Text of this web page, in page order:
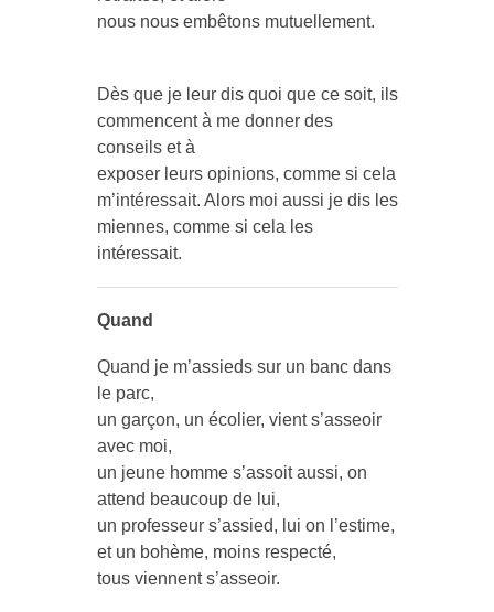
nous nous embêtons mutuellement.
Dès que je leur dis quoi que ce soit, ils
commencent à me donner des
conseils et à
exposer leurs opinions, comme si cela
m’intéressait. Alors moi aussi je dis les
miennes, comme si cela les
intéressait.
Quand
Quand je m’assieds sur un banc dans
le parc,
un garçon, un écolier, vient s’asseoir
avec moi,
un jeune homme s’assoit aussi, on
attend beaucoup de lui,
un professeur s’assied, lui on l’estime,
et un bohème, moins respecté,
tous viennent s’asseoir.